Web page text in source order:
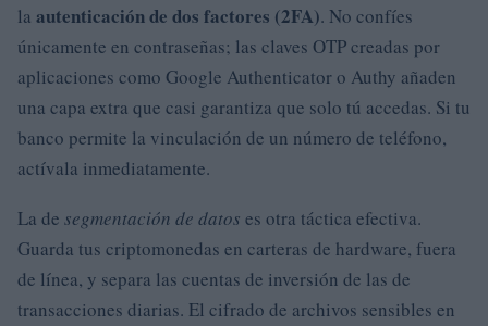
la autenticación de dos factores (2FA). No confíes
únicamente en contraseñas; las claves OTP creadas por
aplicaciones como Google Authenticator o Authy añaden
una capa extra que casi garantiza que solo tú accedas. Si tu
banco permite la vinculación de un número de teléfono,
actívala inmediatamente.
La de segmentación de datos es otra táctica efectiva.
Guarda tus criptomonedas en carteras de hardware, fuera
de línea, y separa las cuentas de inversión de las de
transacciones diarias. El cifrado de archivos sensibles en